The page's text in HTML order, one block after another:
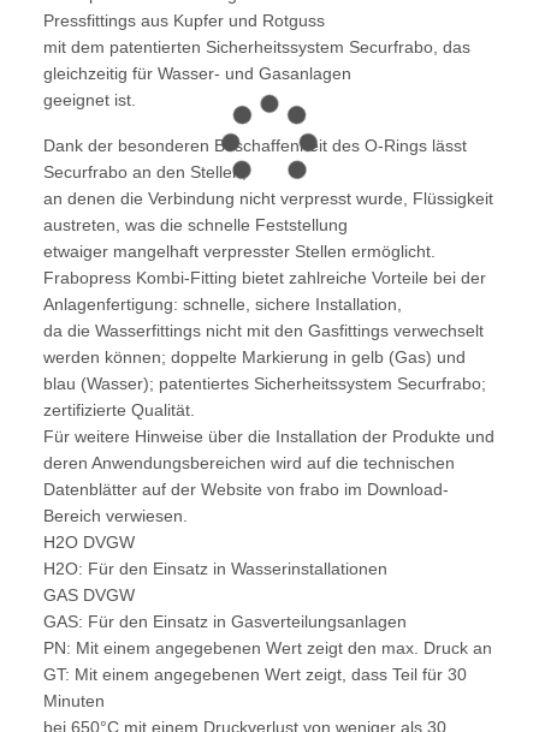
Pressfittings aus Kupfer und Rotguss
mit dem patentierten Sicherheitssystem Securfrabo, das
gleichzeitig für Wasser- und Gasanlagen
geeignet ist.
Dank der besonderen Beschaffenheit des O-Rings lässt
Securfrabo an den Stellen,
an denen die Verbindung nicht verpresst wurde, Flüssigkeit
austreten, was die schnelle Feststellung
etwaiger mangelhaft verpresster Stellen ermöglicht.
Frabopress Kombi-Fitting bietet zahlreiche Vorteile bei der
Anlagenfertigung: schnelle, sichere Installation,
da die Wasserfittings nicht mit den Gasfittings verwechselt
werden können; doppelte Markierung in gelb (Gas) und
blau (Wasser); patentiertes Sicherheitssystem Securfrabo;
zertifizierte Qualität.
Für weitere Hinweise über die Installation der Produkte und
deren Anwendungsbereichen wird auf die technischen
Datenblätter auf der Website von frabo im Download-
Bereich verwiesen.
H2O DVGW
H2O: Für den Einsatz in Wasserinstallationen
GAS DVGW
GAS: Für den Einsatz in Gasverteilungsanlagen
PN: Mit einem angegebenen Wert zeigt den max. Druck an
GT: Mit einem angegebenen Wert zeigt, dass Teil für 30
Minuten
bei 650°C mit einem Druckverlust von weniger als 30